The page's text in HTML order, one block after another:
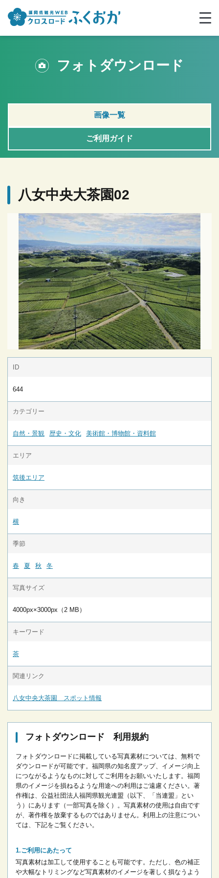
フォトダウンロード
画像一覧
ご利用ガイド
八女中央大茶園02
ID
644
カテゴリー
自然・景観 歴史・文化 美術館・博物館・資料館
エリア
筑後エリア
向き
横
季節
春 夏 秋 冬
写真サイズ
4000px×3000px（2 MB）
キーワード
茶
関連リンク
八女中央大茶園 スポット情報
フォトダウンロード 利用規約
フォトダウンロードに掲載している写真素材については、無料で
ダウンロードが可能です。 福岡県の知名度アップ、イメージ向上
につながるようなものに対してご利用をお願いいたします。 福岡
県のイメージを損ねるような用途への利用はご遠慮ください。 著
作権は、公益社団法人福岡県観光連盟（以下、「当連盟」とい
う）にあります（一部写真を除く）。写真素材の使用は自由です
が、著作権を放棄するものではありません。 利用上の注意につい
ては、下記をご覧ください。
ご利用にあたって
写真素材は加工して使用することも可能です。ただし、色の補正
や大幅なトリミングなど写真素材のイメージを著しく損なうよう